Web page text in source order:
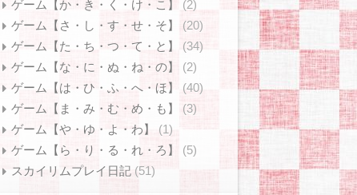
ゲーム【か・き・く・け・こ】
(2)
ゲーム【さ・し・す・せ・そ】
(20)
ゲーム【た・ち・つ・て・と】
(34)
ゲーム【な・に・ぬ・ね・の】
(2)
ゲーム【は・ひ・ふ・へ・ほ】
(40)
ゲーム【ま・み・む・め・も】
(3)
ゲーム【や・ゆ・よ・わ】
(1)
ゲーム【ら・り・る・れ・ろ】
(5)
スカイリムプレイ日記 (51)